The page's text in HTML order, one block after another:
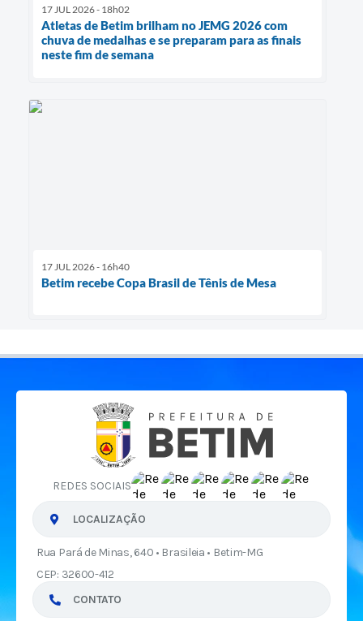
17 JUL 2026 - 18h02
Atletas de Betim brilham no JEMG 2026 com
chuva de medalhas e se preparam para as finais
neste fim de semana
17 JUL 2026 - 16h40
Betim recebe Copa Brasil de Tênis de Mesa
REDES SOCIAIS
LOCALIZAÇÃO
Rua Pará de Minas, 640 • Brasileia • Betim-MG
CEP: 32600-412
CONTATO